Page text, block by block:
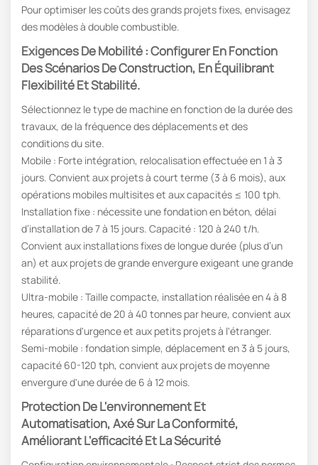
Pour optimiser les coûts des grands projets fixes, envisagez
des modèles à double combustible.
Exigences De Mobilité : Configurer En Fonction
Des Scénarios De Construction, En Équilibrant
Flexibilité Et Stabilité.
Sélectionnez le type de machine en fonction de la durée des
travaux, de la fréquence des déplacements et des
conditions du site.
Mobile : Forte intégration, relocalisation effectuée en 1 à 3
jours. Convient aux projets à court terme (3 à 6 mois), aux
opérations mobiles multisites et aux capacités ≤ 100 tph.
Installation fixe : nécessite une fondation en béton, délai
d’installation de 7 à 15 jours. Capacité : 120 à 240 t/h.
Convient aux installations fixes de longue durée (plus d’un
an) et aux projets de grande envergure exigeant une grande
stabilité.
Ultra-mobile : Taille compacte, installation réalisée en 4 à 8
heures, capacité de 20 à 40 tonnes par heure, convient aux
réparations d'urgence et aux petits projets à l'étranger.
Semi-mobile : fondation simple, déplacement en 3 à 5 jours,
capacité 60-120 tph, convient aux projets de moyenne
envergure d'une durée de 6 à 12 mois.
Protection De L'environnement Et
Automatisation,Axé Sur La Conformité,
Améliorant L'efficacité Et La Sécurité